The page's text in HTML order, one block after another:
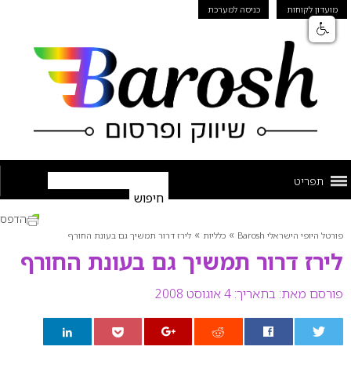
מועדון לקוחות כניסה למערכת
תפריט
פורטל היופי הישראלי Barosh » כלליות » לירז דרור תמשיך גם בעונת החורף
לירז דרור תמשיך גם בעונת החורף
פורסם מאת: בתאריך: 4 אוגוסט 2008
הדפס